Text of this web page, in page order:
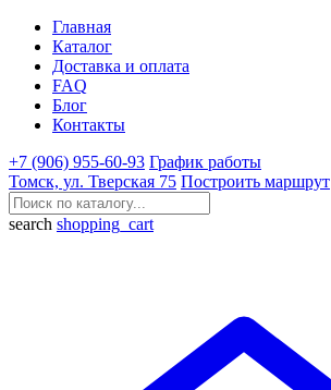
Главная
Каталог
Доставка и оплата
FAQ
Блог
Контакты
+7 (906) 955-60-93 График работы
Томск, ул. Тверская 75 Построить маршрут
search shopping_cart